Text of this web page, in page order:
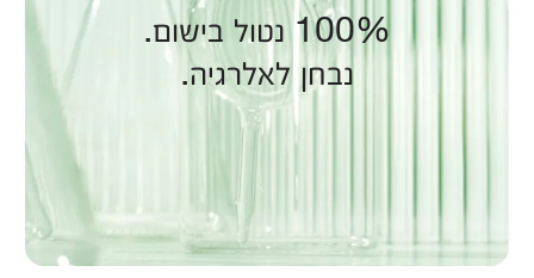
100% נטול בישום.
נבחן לאלרגיה.